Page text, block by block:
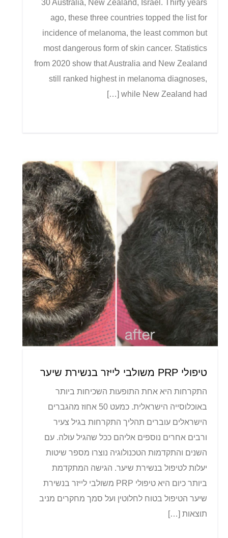
30 Australia, New Zealand, Israel. Thirty years
ago, these three countries topped the list for
incidence of melanoma, the least common but
most dangerous form of skin cancer. Statistics
from 2020 show that Australia and New Zealand
still ranked highest in melanoma diagnoses,
while New Zealand had […]
טיפולי PRP משולבי לייזר בנשירת שיער
התקרחות היא אחת התופעות השכיחות ביותר
באוכלוסייה הישראלית. כמעט 50 אחוז מהגברים
הישראלים עוברים תהליך התקרחות בגיל צעיר
ורבים אחרים נוספים אליהם ככל שהגיל עולה. עם
השנים והתקדמות הטכנולוגיה נוצרו מספר שיטות
יעלות לטיפול בנשירת שיער. הגישה המתקדמת
ביותר כיום היא טיפולי PRP משולבי לייזר בנשירת
שיער הטיפול בטוח לחלוטין ועל סמך מחקרים מניב
תוצאות […]